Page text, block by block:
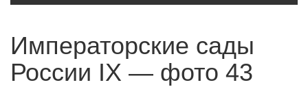
Императорские сады
России IX — фото 43